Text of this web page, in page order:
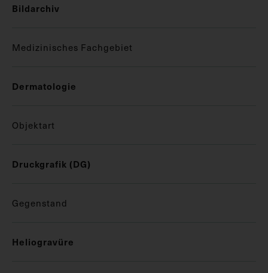
Bildarchiv
Medizinisches Fachgebiet
Dermatologie
Objektart
Druckgrafik (DG)
Gegenstand
Heliogravüre